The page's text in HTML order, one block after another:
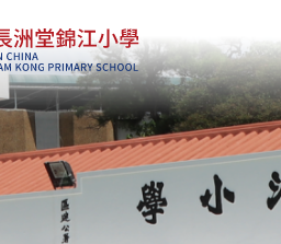
Toggle main menu visibility